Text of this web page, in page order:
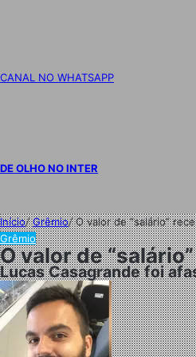
CANAL NO WHATSAPP
DE OLHO NO INTER
Início/Grêmio/O valor de “salário”
Grêmio
O valor de
Lucas Casagrande foi